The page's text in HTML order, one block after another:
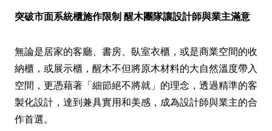
突破市面系統櫃施作限制 醒木團隊讓設計師與業主滿意
無論是居家的客廳、書房、臥室衣櫃，或是商業空間的收
納櫃，或展示櫃，醒木不但將原木材料的大自然溫度帶入
空間，更憑藉著「細節絕不將就」的理念，透過精準的客
製化設計，達到兼具實用和美感，成為設計師與業主的合
作首選。